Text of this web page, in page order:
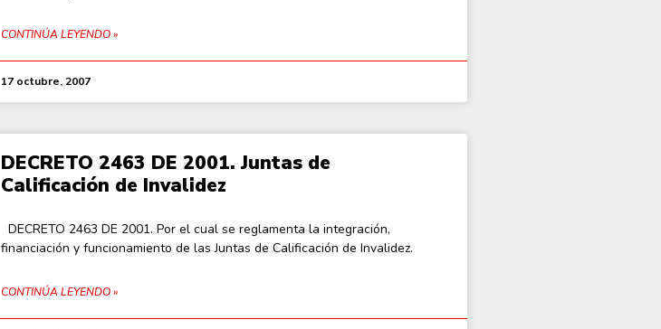
CONTINÚA LEYENDO »
17 octubre, 2007
DECRETO 2463 DE 2001. Juntas de
Calificación de Invalidez
DECRETO 2463 DE 2001. Por el cual se reglamenta la integración,
financiación y funcionamiento de las Juntas de Calificación de Invalidez.
CONTINÚA LEYENDO »